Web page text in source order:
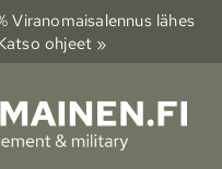
Viranomais­alennus lähes
ohjeet »